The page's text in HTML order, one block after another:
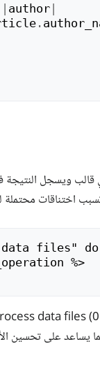
| author|
.
ويسجل
اختناقات
data files" do
%= expensive_files_operation %>
يساعد على تحسين